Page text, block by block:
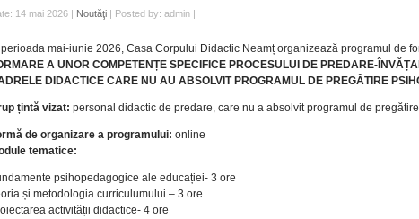
14 mai 2026 | Noutăţi | Posted by: admin |
perioada mai-iunie 2026, Casa Corpului Didactic Neamț organizează programul de
A UNOR COMPETENȚE SPECIFICE PROCESULUI DE PREDARE-
DIDACTICE CARE NU AU ABSOLVIT PROGRAMUL DE PREGĂTIRE
țintă vizat: personal didactic de predare, care nu a absolvit programul de
de organizare a programului: online
tematice:
psihopedagogice ale educației- 3 ore
și metodologia curriculumului – 3 ore
activității didactice- 4 ore